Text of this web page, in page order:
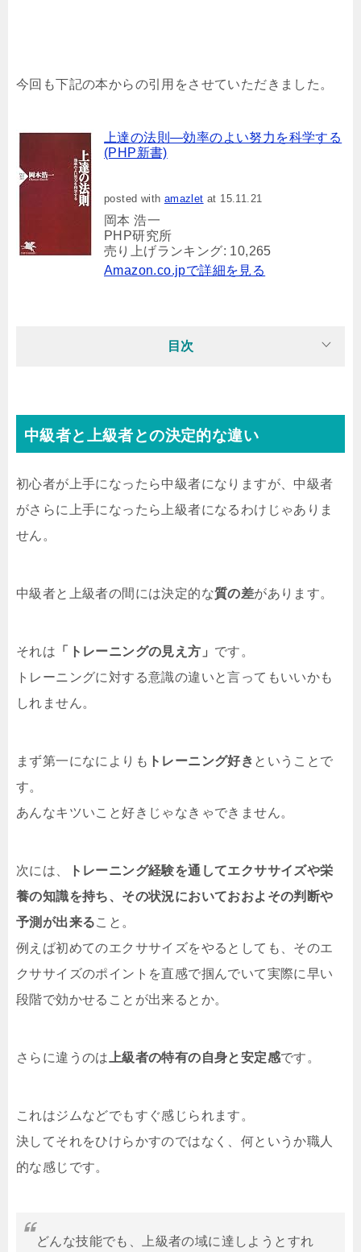
今回も下記の本からの引用をさせていただきました。
上達の法則―効率のよい努力を科学する
(PHP新書)
posted with amazlet at 15.11.21
岡本 浩一
PHP研究所
売り上げランキング: 10,265
Amazon.co.jpで詳細を見る
目次
中級者と上級者との決定的な違い
初心者が上手になったら中級者になりますが、中級者
がさらに上手になったら上級者になるわけじゃありま
せん。
中級者と上級者の間には決定的な質の差があります。
それは 「トレーニングの見え方」 です。
トレーニングに対する意識の違いと言ってもいいかも
しれません。
まず第一になによりも トレーニング好き ということで
す。
あんなキツいこと好きじゃなきゃできません。
次には、
トレーニング経験を通してエクササイズや栄
養の知識を持ち、その状況においておおよその判断や
予測が出来ること。
例えば初めてのエクササイズをやるとしても、そのエ
クササイズのポイントを直感で掴んでいて実際に早い
段階で効かせることが出来るとか。
さらに違うのは 上級者の特有の自身と安定感です。
これはジムなどでもすぐ感じられます。
決してそれをひけらかすのではなく、何というか職人
的な感じです。
どんな技能でも、上級者の域に達しようとすれ